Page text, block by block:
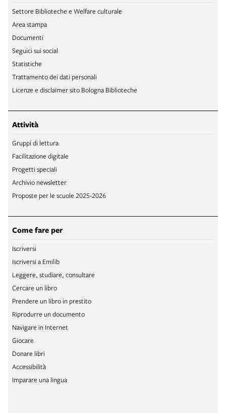
Settore Biblioteche e Welfare culturale
Area stampa
Documenti
Seguici sui social
Statistiche
Trattamento dei dati personali
Licenze e disclaimer sito Bologna Biblioteche
Attività
Gruppi di lettura
Facilitazione digitale
Progetti speciali
Archivio newsletter
Proposte per le scuole 2025-2026
Come fare per
Iscriversi
Iscriversi a Emilib
Leggere, studiare, consultare
Cercare un libro
Prendere un libro in prestito
Riprodurre un documento
Navigare in Internet
Giocare
Donare libri
Accessibilità
Imparare una lingua